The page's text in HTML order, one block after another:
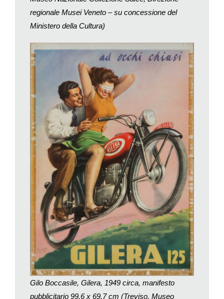
nostro tempo in ottima salute e guardano con fiducia al futuro,
mentre l’automobile sembra aver smarrito nel traffico e nella
congestione delle strade (e ne sappiamo qualcosa noi qui nel
cantone) quel sogno di mobilità libera e creativa immaginato
dai primi viaggiatori su quattro ruote.
Passo di sala in sala, di pensiero in pensiero; a questo del
resto servono le mostre. Poi lascio il museo attraversando il
bosco dei manifesti: quindici postazioni dedicate alla
motocicletta con schizzi e disegni. Nel frattempo, in questa
sera primaverile, nel centro di Chiasso una donna in bicicletta
scivola sicura verso casa, forse ignara di tutta la storia che si
è lasciata alle spalle per giungere sin lì…
regionale Musei Veneto – su concessione del
Ministero della Cultura)
Gilo Boccasile, Gilera, 1949 circa, manifesto
pubblicitario 99.6 x 69.7 cm (Treviso, Museo